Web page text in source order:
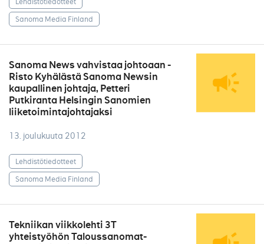
Sanoma Media Finland
Sanoma News vahvistaa johtoaan -
Risto Kyhälästä Sanoma Newsin
kaupallinen johtaja, Petteri
Putkiranta Helsingin Sanomien
liiketoimintajohtajaksi
13. joulukuuta 2012
Lehdistötiedotteet
Sanoma Media Finland
Tekniikan viikkolehti 3T
yhteistyöhön Taloussanomat-